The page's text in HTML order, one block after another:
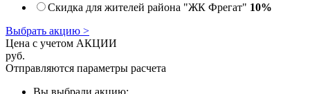
Скидка для жителей района "ЖК Фрегат" 10%
Выбрать акцию >
Цена с учетом АКЦИИ
руб.
Отправляются параметры расчета
Вы выбрали акцию: